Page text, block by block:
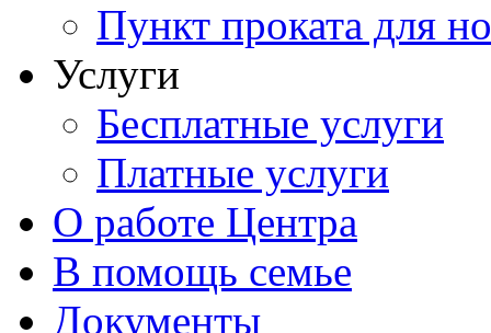
Пункт проката для
Услуги
Бесплатные услуги
Платные услуги
О работе Центра
В помощь семье
Документы